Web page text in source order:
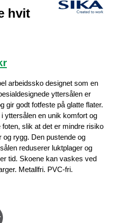
hvit
Nåværende
er:
1.509 kr.
arbeidssko designet som en
yttersålen er
gir godt fotfeste på glatte flater.
yttersålen en unik komfort og
slik at det er mindre risiko
rygg. Den pustende og
reduserer luktplager og
tid. Skoene kan vaskes ved
Metallfri. PVC-fri.